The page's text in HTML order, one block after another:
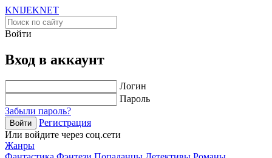
KNIJEKNET
Войти
Вход в аккаунт
Логин
Пароль
Забыли пароль?
Войти
Регистрация
Или войдите через соц.сети
Жанры